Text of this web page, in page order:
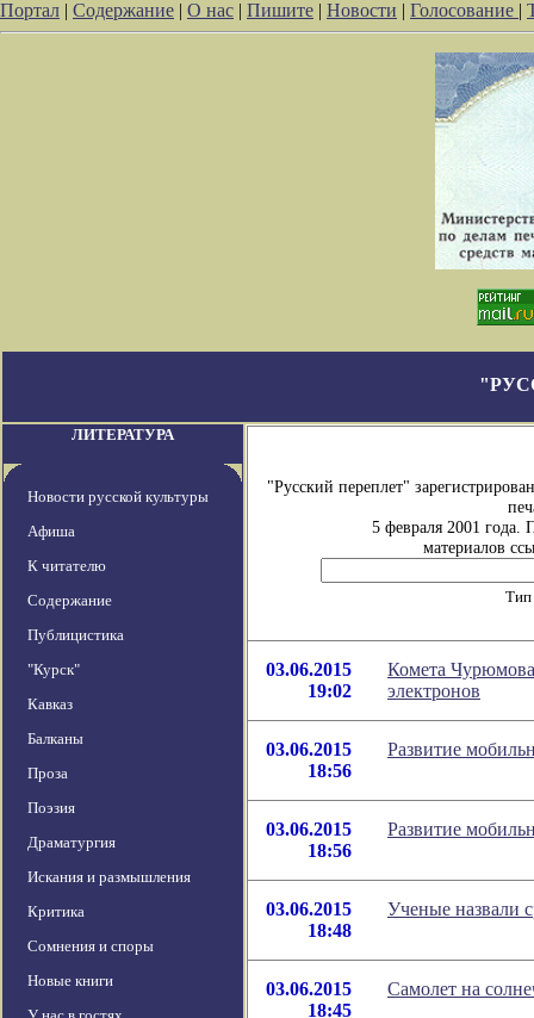
Портал | Содержание | О нас | Пишите | Новости | Голосование |
ЛИТЕРАТУРА
Новости русской культуры
Афиша
К читателю
Содержание
Публицистика
"Курск"
Кавказ
Балканы
Проза
Поэзия
Драматургия
Искания и размышления
Критика
Сомнения и споры
Новые книги
"Русский переплет"
5 февраля 2001 года.
материалов
Тип
03.06.2015
19:02
Комета
электронов
03.06.2015
18:56
Развитие
03.06.2015
18:56
Развитие
03.06.2015
18:48
Ученые назвали
03.06.2015
18:45
Самолет на